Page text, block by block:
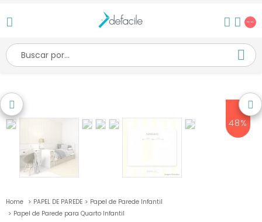
--
48%
PAPEL DE PAREDE
Papel de Parede Infantil
Papel de Parede para Quarto Infantil